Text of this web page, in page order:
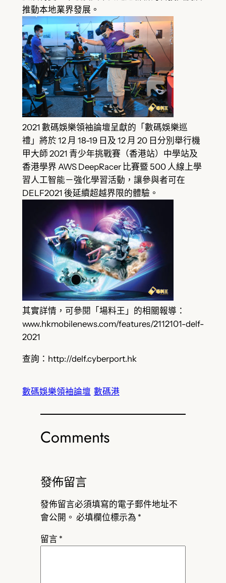
推動本地業界發展。
2021 數碼娛樂領袖論壇呈獻的「數碼娛樂巡
禮」將於 12 月 18-19 日及 12 月 20 日分別舉行機
甲大師 2021 青少年挑戰賽（香港站）中學站及
香港學界 AWS DeepRacer 比賽暨 500 人線上學
習人工智能－強化學習活動，讓參與者可在
DELF2021 後延續超越界限的體驗。
其實詳情，可參閱「場料王」的相關報導：
www.hkmobilenews.com/features/2112101-delf-
2021
查詢：http://delf.cyberport.hk
數碼娛樂領袖論壇 數碼港
Comments
發佈留言
發佈留言必須填寫的電子郵件地址不
會公開。 必填欄位標示為 *
留言 *